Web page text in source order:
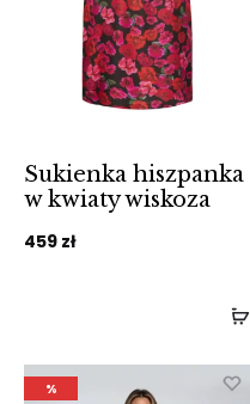
Sukienka hiszpanka
w kwiaty wiskoza
459 zł
%